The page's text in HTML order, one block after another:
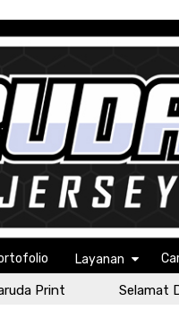
Layanan
Print Selamat